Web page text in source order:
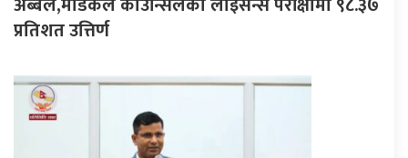
प्रतिशत उत्तिर्ण